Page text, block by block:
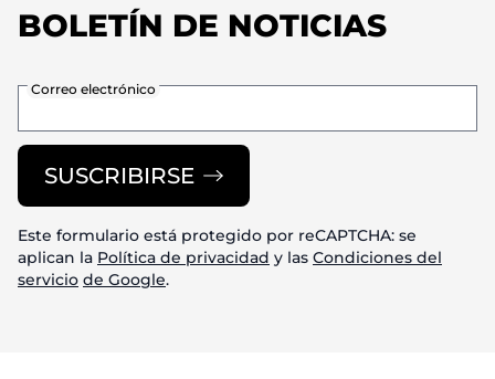
BOLETÍN DE NOTICIAS
Correo electrónico
SUSCRIBIRSE
Este formulario está protegido por reCAPTCHA: se
aplican la Política de privacidad y las Condiciones del
servicio de Google.